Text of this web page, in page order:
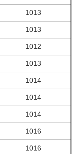
1013
1013
1012
1013
1014
1014
1014
1016
1016